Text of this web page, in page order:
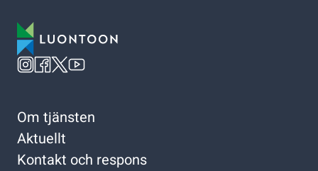
Om tjänsten
Aktuellt
Kontakt och respons